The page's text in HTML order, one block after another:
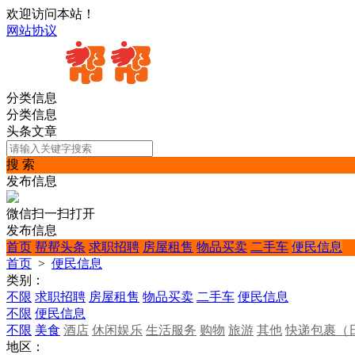
欢迎访问本站！
网站协议
分类信息
分类信息
头条文章
搜 索
发布信息
微信扫一扫打开
发布信息
首页 帮帮头条 求职招聘 房屋租售 物品买卖 二手车 便民信息
首页 > 便民信息
类别：
不限 求职招聘 房屋租售 物品买卖 二手车 便民信息
不限 便民信息
不限 美食 酒店 休闲娱乐 生活服务 购物 旅游 其他 快递包裹（
地区：